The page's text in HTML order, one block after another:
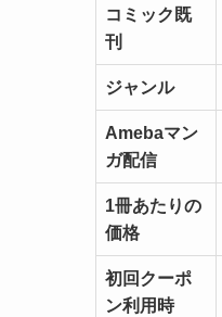
コミック既
刊
ジャンル
Amebaマン
ガ配信
1冊あたりの
価格
初回クーポ
ン利用時